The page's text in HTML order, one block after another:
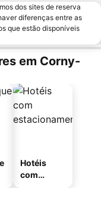
dos sites de reserva
diferenças entre as
que estão disponíveis
em Corny-
Hotéis
com